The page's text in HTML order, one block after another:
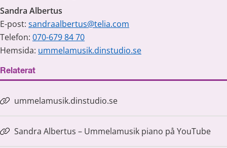
Sandra Albertus
E-post: sandraalbertus@telia.com
Telefon: 070-679 84 70
Hemsida: ummelamusik.dinstudio.se
Relaterat
ummelamusik.dinstudio.se
Länk till annan webbplats.
Sandra Albertus – Ummelamusik piano på YouTube
Länk till annan webbplats.